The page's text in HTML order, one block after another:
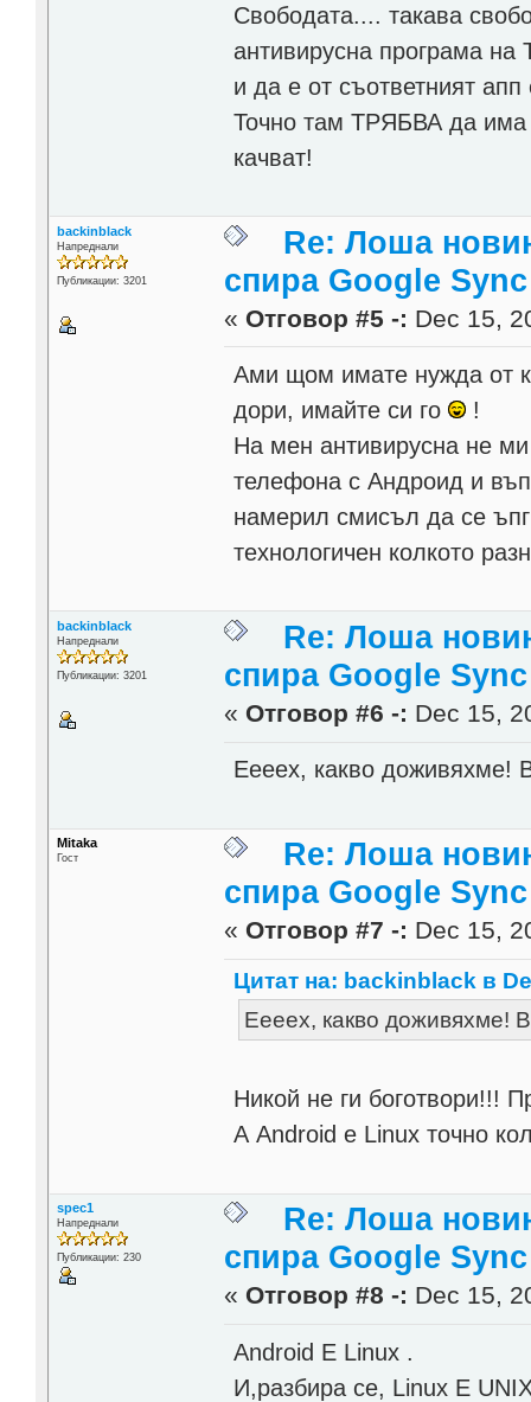
Свободата.... такава
антивирусна програма
и да е от съответният
Точно там ТРЯБВА да има
качват!
backinblack
Напреднали
Публикации: 3201
Re: Лоша
спира Google Sync
« Отговор #5 -: Dec 15,
Ами щом имате нужда от
дори, имайте си го
!
На мен антивирусна не
телефона с Андроид и
намерил смисъл да се
технологичен колкото
backinblack
Напреднали
Публикации: 3201
Re: Лоша
спира Google Sync
« Отговор #6 -: Dec 15,
Еееех, какво
Mitaka
Гост
Re: Лоша
спира Google Sync
« Отговор #7 -: Dec 15,
Цитат на: backinblack в
Еееех, какво доживяхме!
Никой не ги боготвори!!!
А Android е Linux точно
spec1
Напреднали
Публикации: 230
Re: Лоша
спира Google Sync
« Отговор #8 -: Dec 15,
Android Е Linux .
И,разбира се, Linux Е